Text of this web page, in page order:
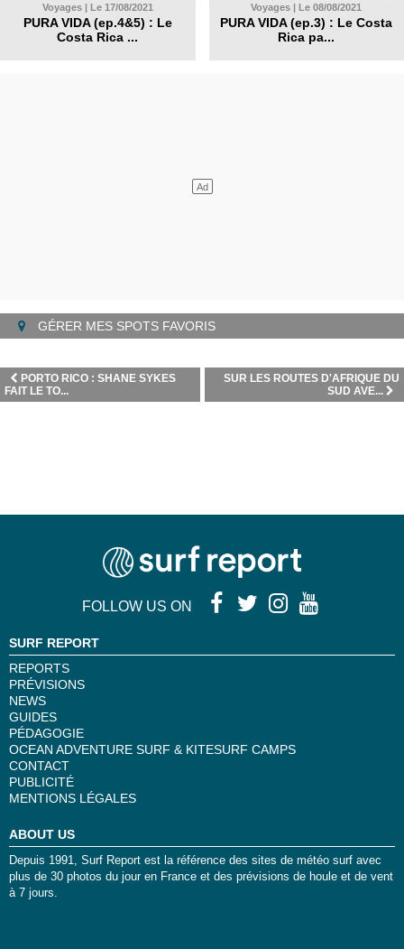
Voyages | Le 17/08/2021
PURA VIDA (ep.4&5) : Le
Costa Rica ...
Voyages | Le 08/08/2021
PURA VIDA (ep.3) : Le Costa
Rica pa...
GÉRER MES SPOTS FAVORIS
SUR LES ROUTES D'AFRIQUE DU
SUD AVE...
PORTO RICO : SHANE SYKES
FAIT LE TO...
FOLLOW US ON
SURF REPORT
REPORTS
PRÉVISIONS
NEWS
GUIDES
PÉDAGOGIE
OCEAN ADVENTURE SURF & KITESURF CAMPS
CONTACT
PUBLICITÉ
MENTIONS LÉGALES
ABOUT US
Depuis 1991, Surf Report est la référence des sites de météo surf avec
plus de 30 photos du jour en France et des prévisions de houle et de vent
à 7 jours.